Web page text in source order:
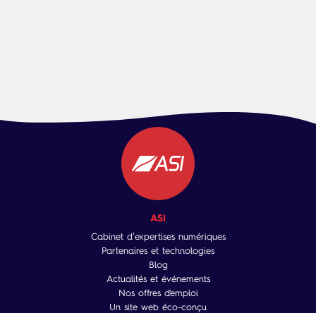
ASI
Cabinet d’expertises numériques
Partenaires et technologies
Blog
Actualités et événements
Nos offres d'emploi
Un site web éco-conçu